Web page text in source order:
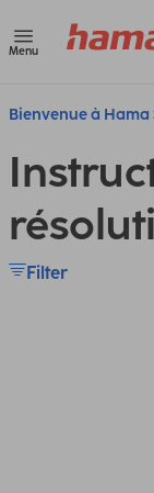
Menu
Bienvenue à
Filter